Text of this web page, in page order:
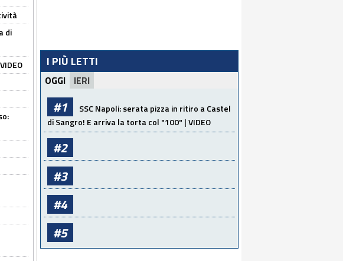
di
I PIÙ LETTI
OGGI IERI
#1
SSC Napoli: serata pizza in ritiro a Castel
di Sangro! E arriva la torta col "100" | VIDEO
#2
#3
#4
#5